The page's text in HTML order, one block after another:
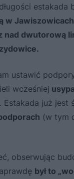
estakada
w
nad dwutorową
ustawić
wcześniej
. Estakada już jest
(w tym
obserwując
był to